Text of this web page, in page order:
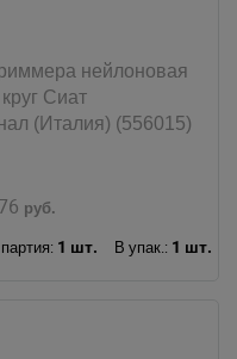
нейлоновая
Сиат
(Италия) (556015)
руб.
1 шт. В упак.: 1 шт.